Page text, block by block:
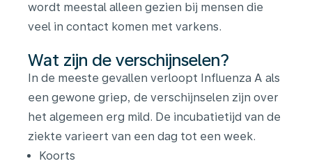
wordt meestal alleen gezien bij mensen die
veel in contact komen met varkens.
Wat zijn de verschijnselen?
In de meeste gevallen verloopt Influenza A als
een gewone griep, de verschijnselen zijn over
het algemeen erg mild. De incubatietijd van de
ziekte varieert van een dag tot een week.
Koorts